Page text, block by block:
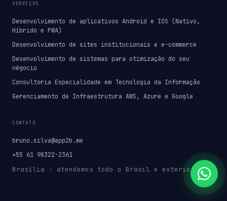
SERVIÇOS
Desenvolvimento de aplicativos Android e IOS (Nativo,
Híbrido e PWA)
Desenvolvimento de sites institucionais e e-commerce
Desenvolvimento de sistemas para otimização do seu
négocio
Consultoria Especialidade em Tecnologia da Informação
Gerenciamento de Infraestrutura AWS, Azure e Google
CONTATO
bruno.silva@app2b.me
+55 61 98322-2361
Brasília · atendemos todo o Brasil e exterior